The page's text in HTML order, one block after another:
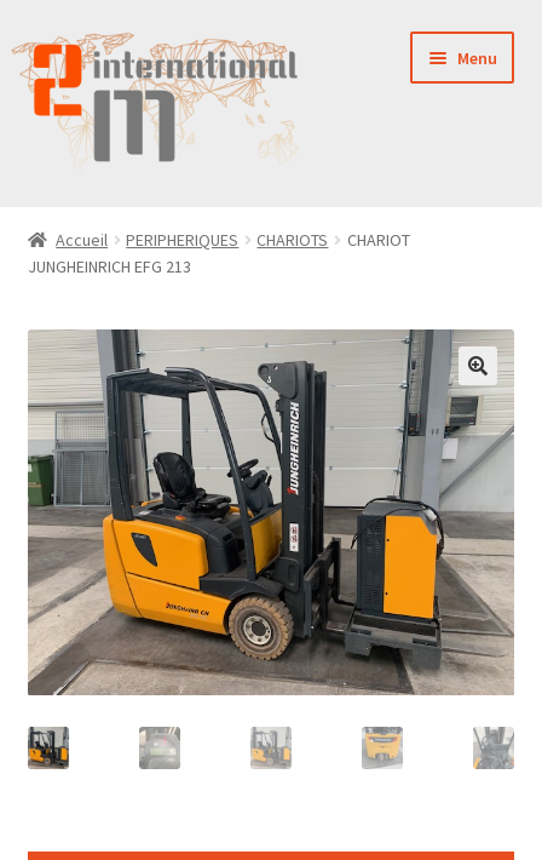
Aller
à
la
navigation
Aller
au
contenu
Menu
NOUVEAUTÉS
VENTES
PIÈCES DÉTACHÉES
CONTACT
Accueil PERIPHERIQUES CHARIOTS
CHARIOT
JUNGHEINRICH EFG 213